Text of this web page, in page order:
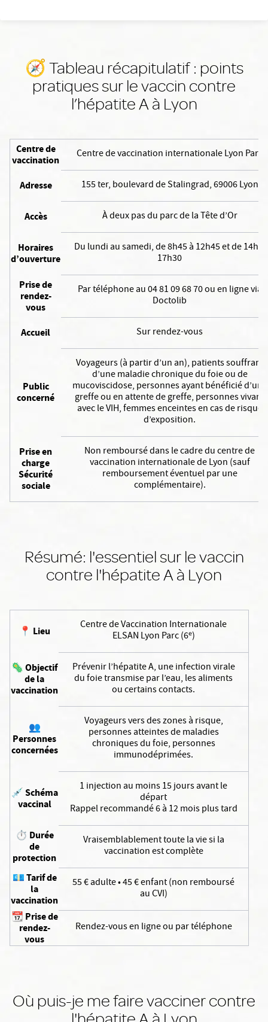
🧭 Tableau récapitulatif : points
pratiques sur le vaccin contre
l’hépatite A à Lyon
Centre de
vaccination
Centre de vaccination internationale Lyon Parc
Adresse 155 ter, boulevard de Stalingrad, 69006 Lyon
Accès À deux pas du parc de la Tête d’Or
Horaires
d’ouverture
Du lundi au samedi, de 8h45 à 12h45 et de 14h à
17h30
Prise de
rendez-
vous
Par téléphone au 04 81 09 68 70 ou en ligne via
Doctolib
Accueil Sur rendez-vous
Public
concerné
Voyageurs (à partir d’un an), patients souffrant
d’une maladie chronique du foie ou de
mucoviscidose, personnes ayant bénéficié d’une
greffe ou en attente de greffe, personnes vivant
avec le VIH, femmes enceintes en cas de risque
d’exposition.
Prise en
charge
Sécurité
sociale
Non remboursé dans le cadre du centre de
vaccination internationale de Lyon (sauf
remboursement éventuel par une
complémentaire).
Résumé: l'essentiel sur le vaccin
contre l'hépatite A à Lyon
📍 Lieu Centre de Vaccination Internationale
ELSAN Lyon Parc (6ᵉ)
🦠Objectif
de la
vaccination
Prévenir l’hépatite A, une infection virale
du foie transmise par l’eau, les aliments
ou certains contacts.
👥
Personnes
concernées
Voyageurs vers des zones à risque,
personnes atteintes de maladies
chroniques du foie, personnes
immunodéprimées.
💉 Schéma
vaccinal
1 injection au moins 15 jours avant le
départ
Rappel recommandé 6 à 12 mois plus tard
⏱ Durée
de
protection
Vraisemblablement toute la vie si la
vaccination est complète
💶Tarif de
la
vaccination
55 € adulte • 45 € enfant (non remboursé
au CVI)
📆 Prise de
rendez-
vous
Rendez-vous en ligne ou par téléphone
Où puis-je me faire vacciner contre